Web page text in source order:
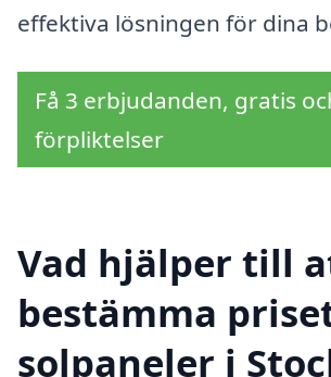
effektiva lösningen för dina
Få 3 erbjudanden, gratis
förpliktelser
Vad hjälper till
bestämma
solpaneler i